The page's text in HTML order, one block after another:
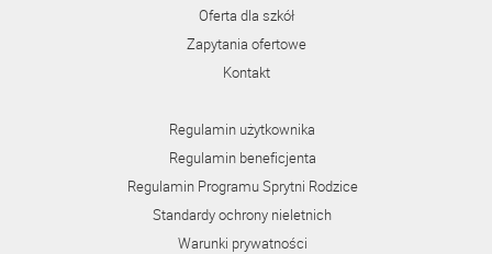
Oferta dla szkół
Zapytania ofertowe
Kontakt
Regulamin użytkownika
Regulamin beneficjenta
Regulamin Programu Sprytni Rodzice
Standardy ochrony nieletnich
Warunki prywatności